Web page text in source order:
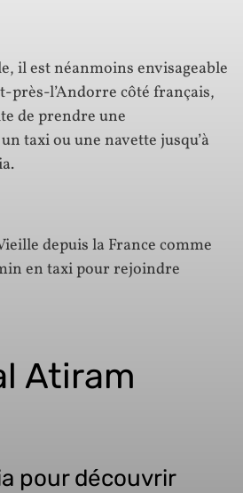
il est néanmoins envisageable
près-l’Andorre côté français,
de prendre une
taxi ou une navette jusqu’à
depuis la France comme
en taxi pour rejoindre
Atiram
pour découvrir